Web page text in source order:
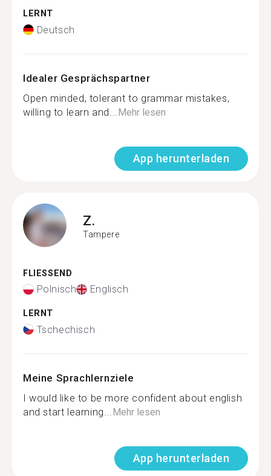
LERNT
Deutsch
Idealer Gesprächspartner
Open minded, tolerant to grammar mistakes,
willing to learn and... Mehr lesen
App herunterladen
Z.
Tampere
FLIESSEND
Polnisch Englisch
LERNT
Tschechisch
Meine Sprachlernziele
I would like to be more confident about english
and start learning... Mehr lesen
App herunterladen